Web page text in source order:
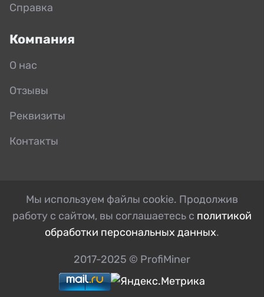
Справка
Компания
О нас
Отзывы
Реквизиты
Контакты
Мы используем файлы cookie. Продолжив
работу с сайтом, вы соглашаетесь с политикой
обработки персональных данных.
2017-2025 © ProfiMiner